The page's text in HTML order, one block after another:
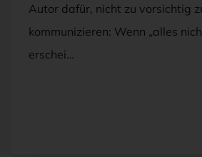
Autor dafür, nicht zu vorsichtig
kommunizieren: Wenn „alles
erschei…